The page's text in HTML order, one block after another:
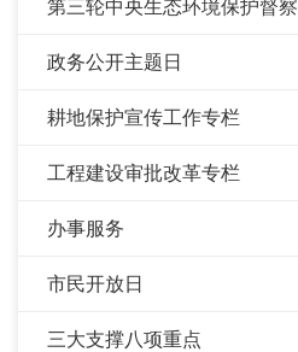
第三轮中央生态环境保护督察
政务公开主题日
耕地保护宣传工作专栏
工程建设审批改革专栏
办事服务
市民开放日
三大支撑八项重点